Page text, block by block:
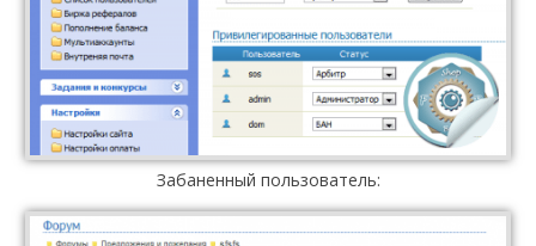
Забаненный пользователь: